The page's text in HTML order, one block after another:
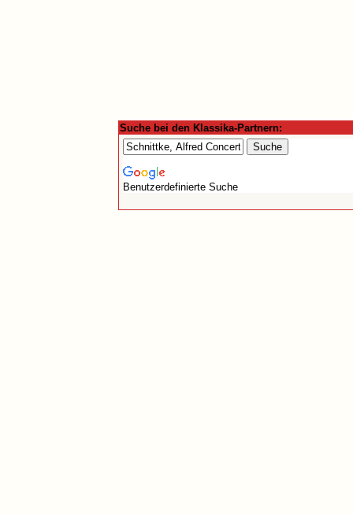
Suche bei den Klassika-Partnern:
Benutzerdefinierte Suche